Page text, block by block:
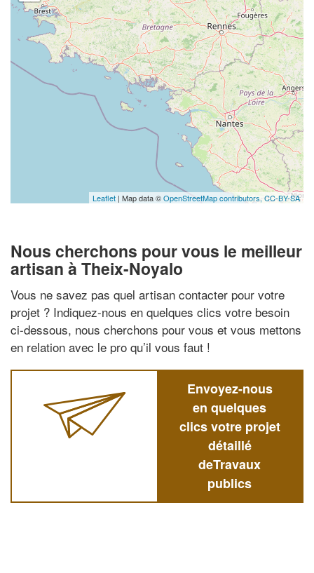
Leaflet | Map data ©OpenStreetMap contributors, CC-BY-SA
Nous cherchons pour vous le meilleur
artisan à Theix-Noyalo
Vous ne savez pas quel artisan contacter pour votre
projet ? Indiquez-nous en quelques clics votre besoin
ci-dessous, nous cherchons pour vous et vous mettons
en relation avec le pro qu’il vous faut !
Envoyez-nous
en quelques
clics votre projet
détaillé
deTravaux
publics